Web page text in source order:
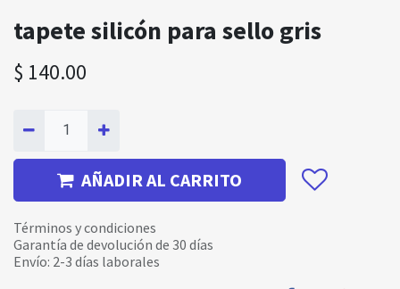
tapete silicón para sello gris
$ 140.00
AÑADIR AL CARRITO
Términos y condiciones
Garantía de devolución de 30 días
Envío: 2-3 días laborales